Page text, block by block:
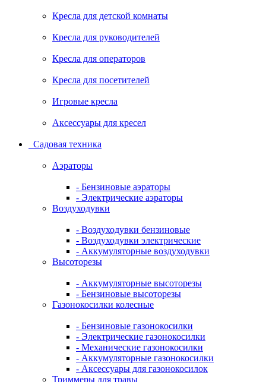
Кресла для детской комнаты
Кресла для руководителей
Кресла для операторов
Кресла для посетителей
Игровые кресла
Аксессуары для кресел
Садовая техника
Аэраторы
- Бензиновые аэраторы
- Электрические аэраторы
Воздуходувки
- Воздуходувки бензиновые
- Воздуходувки электрические
- Аккумуляторные воздуходувки
Высоторезы
- Аккумуляторные высоторезы
- Бензиновые высоторезы
Газонокосилки колесные
- Бензиновые газонокосилки
- Электрические газонокосилки
- Механические газонокосилки
- Аккумуляторные газонокосилки
- Аксессуары для газонокосилок
Триммеры для травы